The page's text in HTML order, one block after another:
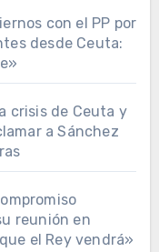
con el PP por
desde Ceuta:
crisis de Ceuta y
a Sánchez
reunión en
el Rey vendrá»